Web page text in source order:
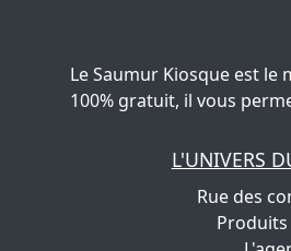
Le Saumur Kiosque est le
100% gratuit, il vous
L'UNIVERS
Rue des